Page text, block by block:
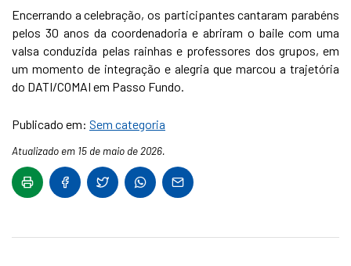
Encerrando a celebração, os participantes cantaram parabéns
pelos 30 anos da coordenadoria e abriram o baile com uma
valsa conduzida pelas rainhas e professores dos grupos, em
um momento de integração e alegria que marcou a trajetória
do DATI/COMAI em Passo Fundo.
Publicado em: Sem categoria
Atualizado em 15 de maio de 2026.